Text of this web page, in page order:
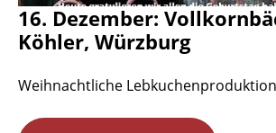
16. Dezember:
Köhler, Würzburg
Weihnachtliche